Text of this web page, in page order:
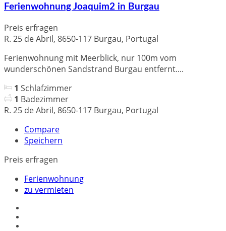
Ferienwohnung Joaquim2 in Burgau
Preis erfragen
R. 25 de Abril, 8650-117 Burgau, Portugal
Ferienwohnung mit Meerblick, nur 100m vom
wunderschönen Sandstrand Burgau entfernt....
1 Schlafzimmer
1 Badezimmer
R. 25 de Abril, 8650-117 Burgau, Portugal
Compare
Speichern
Preis erfragen
Ferienwohnung
zu vermieten